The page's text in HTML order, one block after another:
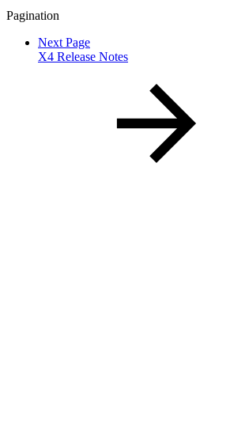
Pagination
Next Page
X4 Release Notes